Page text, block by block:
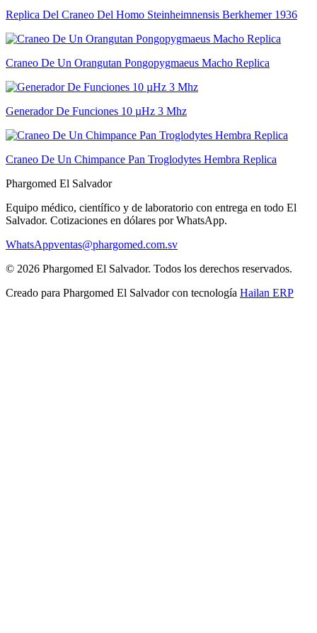
Replica Del Craneo Del Homo Steinheimnensis Berkhemer 1936
Craneo De Un Orangutan Pongopygmaeus Macho Replica
Generador De Funciones 10 µHz 3 Mhz
Craneo De Un Chimpance Pan Troglodytes Hembra Replica
Phargomed El Salvador
Equipo médico, científico y de laboratorio con entrega en todo El
Salvador. Cotizaciones en dólares por WhatsApp.
WhatsAppventas@phargomed.com.sv
© 2026 Phargomed El Salvador. Todos los derechos reservados.
Creado para Phargomed El Salvadorcon tecnología Hailan ERP